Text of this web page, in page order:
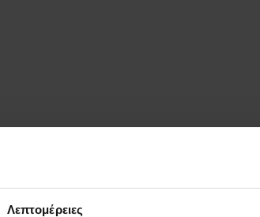
Λεπτομέρειες